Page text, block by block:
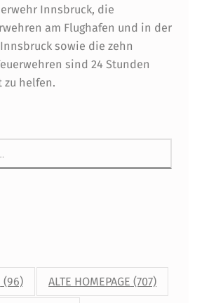
Innsbruck, die
am Flughafen und in der
sowie die zehn
sind 24 Stunden
helfen.
(96) ALTE HOMEPAGE (707)